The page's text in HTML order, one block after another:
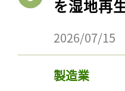
を湿地再
2026/07/15
製造業